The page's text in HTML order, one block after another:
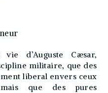
d’Auguste Cæsar,
militaire, que des
liberal envers ceux
que des pures